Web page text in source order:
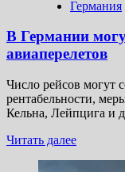
Германия
В Германии
авиаперелетов
Число рейсов могут
рентабельности,
Кельна, Лейпцига и
Читать далее